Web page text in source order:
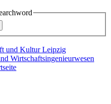
und Kultur Leipzig
Wirtschaftsingenieurwesen